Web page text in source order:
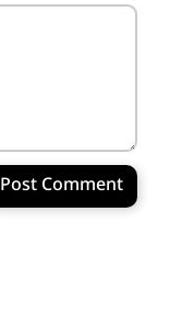
Post Comment